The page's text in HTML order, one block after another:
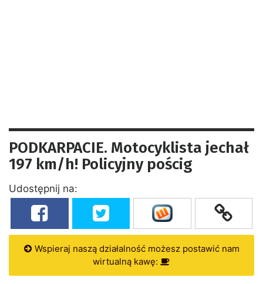
PODKARPACIE. Motocyklista jechał
197 km/h! Policyjny pościg
Udostępnij na:
Wspieraj naszą działalność możesz postawić nam
wirtualną kawę: